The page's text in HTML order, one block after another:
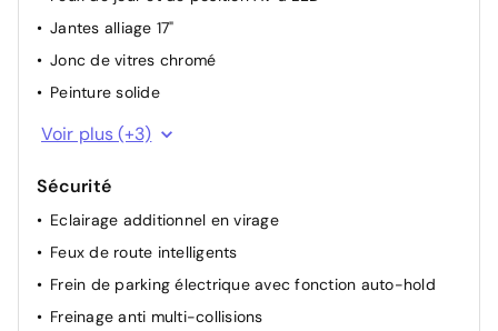
Jantes alliage 17"
Jonc de vitres chromé
Peinture solide
Poignées de portes extérieures ton carroserie
Antenne de toit type requin
Voir plus (+3)
Sécurité
Eclairage additionnel en virage
Feux de route intelligents
Frein de parking électrique avec fonction auto-hold
Freinage anti multi-collisions